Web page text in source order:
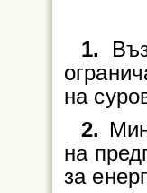
1.
на
2.
на
за